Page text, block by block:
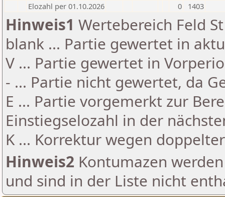
Elozahl per 01.10.2026
0 1403
Hinweis1 Wertebereich Feld
blank ... Partie gewertet in
V ... Partie gewertet in
- ... Partie nicht gewertet, da
E ... Partie vorgemerkt zur
Einstiegselozahl in der
K ... Korrektur wegen
Hinweis2 Kontumazen
und sind in der Liste nicht